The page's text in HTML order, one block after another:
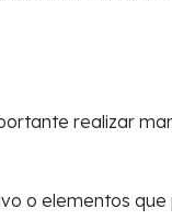
realizar
o elementos